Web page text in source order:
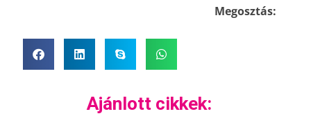
Megosztás:
Ajánlott cikkek: